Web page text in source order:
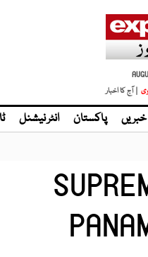
| آج کا اخبار
پاکستان انٹر نیشنل